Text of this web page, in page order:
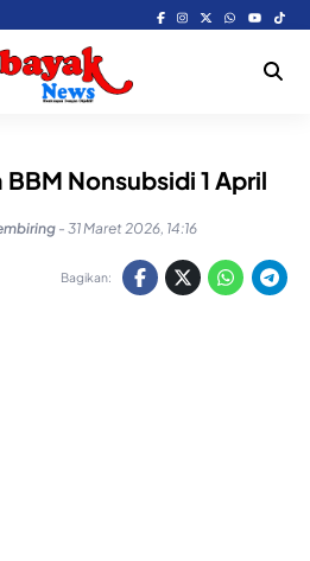
Nonsubsidi 1 April
- 31 Maret 2026, 14:16
Bagikan: